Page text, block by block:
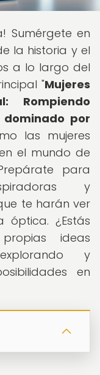
Sumérgete en
la historia y el
a lo largo del
"Mujeres
Rompiendo
por
las mujeres
el mundo de
para
y
te harán ver
óptica. ¿Estás
ideas
y
en